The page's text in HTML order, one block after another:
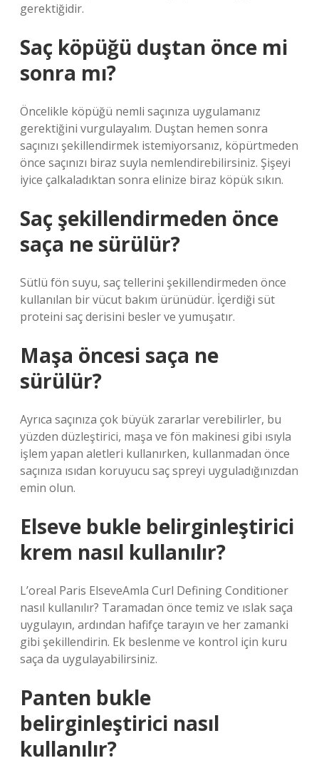
gerektiğidir.
Saç köpüğü duştan önce mi
sonra mı?
Öncelikle köpüğü nemli saçınıza uygulamanız
gerektiğini vurgulayalım. Duştan hemen sonra
saçınızı şekillendirmek istemiyorsanız, köpürtmeden
önce saçınızı biraz suyla nemlendirebilirsiniz. Şişeyi
iyice çalkaladıktan sonra elinize biraz köpük sıkın.
Saç şekillendirmeden önce
saça ne sürülür?
Sütlü fön suyu, saç tellerini şekillendirmeden önce
kullanılan bir vücut bakım ürünüdür. İçerdiği süt
proteini saç derisini besler ve yumuşatır.
Maşa öncesi saça ne
sürülür?
Ayrıca saçınıza çok büyük zararlar verebilirler, bu
yüzden düzleştirici, maşa ve fön makinesi gibi ısıyla
işlem yapan aletleri kullanırken, kullanmadan önce
saçınıza ısıdan koruyucu saç spreyi uyguladığınızdan
emin olun.
Elseve bukle belirginleştirici
krem nasıl kullanılır?
L’oreal Paris ElseveAmla Curl Defining Conditioner
nasıl kullanılır? Taramadan önce temiz ve ıslak saça
uygulayın, ardından hafifçe tarayın ve her zamanki
gibi şekillendirin. Ek beslenme ve kontrol için kuru
saça da uygulayabilirsiniz.
Panten bukle
belirginleştirici nasıl
kullanılır?